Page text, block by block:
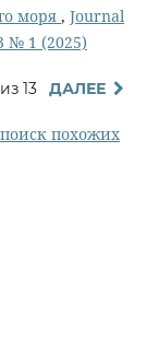
моря , Journal
№ 1 (2025)
13 ДАЛЕЕ
похожих